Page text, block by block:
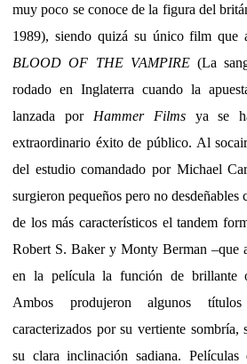
muy poco se conoce de la figura del
1989), siendo quizá su único film que
BLOOD OF THE VAMPIRE (La
rodado en Inglaterra cuando la
lanzada por Hammer Films ya se
extraordinario éxito de público. Al
del estudio comandado por Michael
surgieron pequeños pero no desdeñables
de los más característicos el tandem
Robert S. Baker y Monty Berman –que
en la película la función de brillante
Ambos produjeron algunos
caracterizados por su vertiente sombría,
su clara inclinación sadiana.